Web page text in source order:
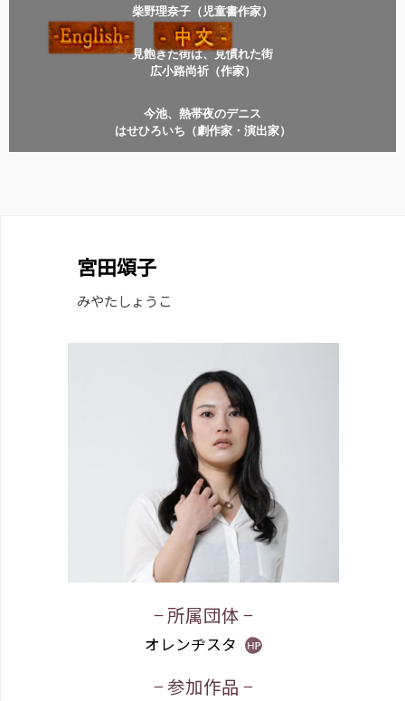
柴野理奈子（児童書作家）
見飽きた街は、見慣れた街
広小路尚祈（作家）
今池、熱帯夜のデニス
はせひろいち（劇作家・演出家）
宮田頌子
みやたしょうこ
− 所属団体 −
オレンヂスタ
− 参加作品 −